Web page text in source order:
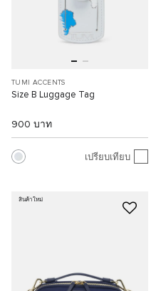
TUMI ACCENTS
Size B Luggage Tag
900 บาท
เปรียบเทียบ
สินค้าใหม่